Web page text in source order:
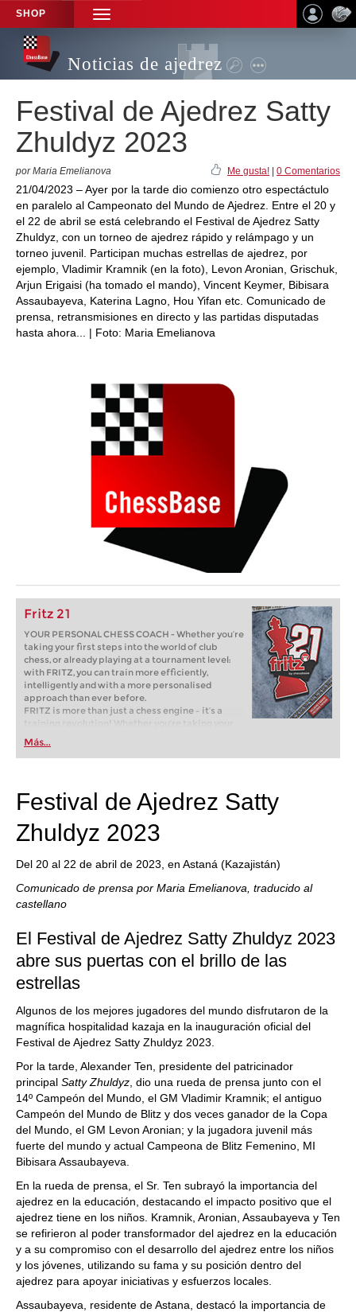
SHOP
TOGGLE
NAVIGATION
Noticias de ajedrez
Festival de Ajedrez Satty
Zhuldyz 2023
por Maria Emelianova Me gusta! 0 Comentarios
21/04/2023 – Ayer por la tarde dio comienzo otro espectáctulo
en paralelo al Campeonato del Mundo de Ajedrez. Entre el 20 y
el 22 de abril se está celebrando el Festival de Ajedrez Satty
Zhuldyz, con un torneo de ajedrez rápido y relámpago y un
torneo juvenil. Participan muchas estrellas de ajedrez, por
ejemplo, Vladimir Kramnik (en la foto), Levon Aronian, Grischuk,
Arjun Erigaisi (ha tomado el mando), Vincent Keymer, Bibisara
Assaubayeva, Katerina Lagno, Hou Yifan etc. Comunicado de
prensa, retransmisiones en directo y las partidas disputadas
hasta ahora... | Foto: Maria Emelianova
Fritz 21
YOUR PERSONAL CHESS COACH - Whether you’re
taking your first steps into the world of club
chess, or already playing at a tournament level:
with FRITZ, you can train more efficiently,
intelligently and with a more personalised
approach than ever before.
FRITZ is more than just a chess engine – it’s a
training revolution! Whether you’re taking your
first steps into the world of club chess, or already
playing at a tournament level: with FRITZ, you can
train more efficiently, intelligently and with a
Más...
Festival de Ajedrez Satty
Zhuldyz 2023
Del 20 al 22 de abril de 2023, en Astaná (Kazajistán)
Comunicado de prensa por Maria Emelianova, traducido al
castellano
El Festival de Ajedrez Satty Zhuldyz 2023
abre sus puertas con el brillo de las
estrellas
Algunos de los mejores jugadores del mundo disfrutaron de la
magnífica hospitalidad kazaja en la inauguración oficial del
Festival de Ajedrez Satty Zhuldyz 2023.
Por la tarde, Alexander Ten, presidente del patricinador
principal Satty Zhuldyz , dio una rueda de prensa junto con el
14º Campeón del Mundo, el GM Vladimir Kramnik; el antiguo
Campeón del Mundo de Blitz y dos veces ganador de la Copa
del Mundo, el GM Levon Aronian; y la jugadora juvenil más
fuerte del mundo y actual Campeona de Blitz Femenino, MI
Bibisara Assaubayeva.
En la rueda de prensa, el Sr. Ten subrayó la importancia del
ajedrez en la educación, destacando el impacto positivo que el
ajedrez tiene en los niños. Kramnik, Aronian, Assaubayeva y Ten
se refirieron al poder transformador del ajedrez en la educación
y a su compromiso con el desarrollo del ajedrez entre los niños
y los jóvenes, utilizando su fama y su posición dentro del
ajedrez para apoyar iniciativas y esfuerzos locales.
Assaubayeva, residente de Astana, destacó la importancia de